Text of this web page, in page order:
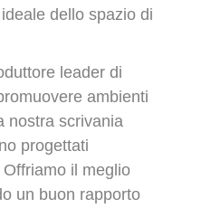
dello spazio di
leader di
ambienti
nostra scrivania
progettati
il meglio
un buon rapporto